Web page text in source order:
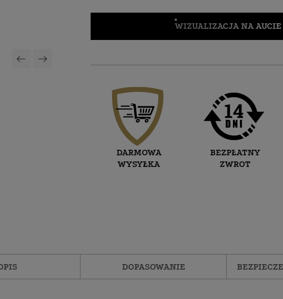
WIZUALIZACJA NA AUCIE
DARMOWA
WYSYŁKA
BEZPŁATNY
ZWROT
DOPASOWANIE